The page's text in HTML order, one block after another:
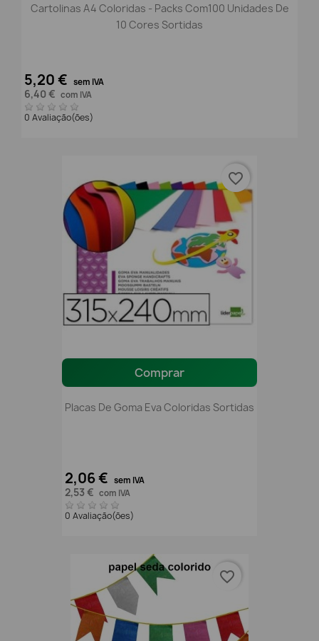
Cartolinas A4 Coloridas - Packs Com100 Unidades De
10 Cores Sortidas
5,20 € sem IVA
6,40 € com IVA
0 Avaliação(ões)
Comprar
Placas De Goma Eva Coloridas Sortidas
2,06 € sem IVA
2,53 € com IVA
0 Avaliação(ões)
favorite_border
favorite_border